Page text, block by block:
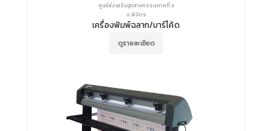
ศูนย์ส่งเสริมอุตสาหกรรมภาคที่ 3
จ.พิจิตร
เครื่องพิมพ์ฉลาก/บาร์โค้ด
ดูรายละเอียด